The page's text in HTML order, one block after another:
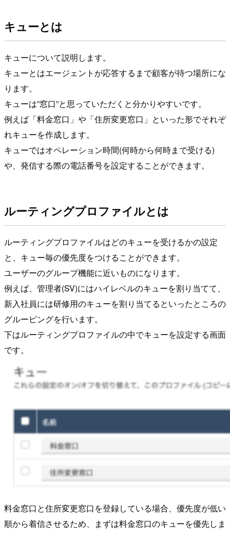
キューとは
キューについて説明します。
キューとはエージェントが応答するまで顧客が待つ場所にな
ります。
キューは”窓口”と思っていただくと分かりやすいです。
例えば「料金窓口」や「住所変更窓口」といった形でそれぞ
れキューを作成します。
キューではオペレーション時間(何時から何時まで受ける)
や、発信する際の電話番号を設定することができます。
ルーティングプロファイルとは
ルーティングプロファイルはどのキューを受けるかの設定
と、キュー毎の優先度をつけることができます。
ユーザーのグループ機能に近いものになります。
例えば、管理者(SV)にはハイレベルのキューを割り当てて、
新入社員には研修用のキューを割り当てるといったところの
グルーピングを行います。
下はルーティングプロファイルの中でキューを設定する画面
です。
料金窓口と住所変更窓口を登録している場合、優先度が低い
順から着信させるため、まずは料金窓口のキューを優先しま